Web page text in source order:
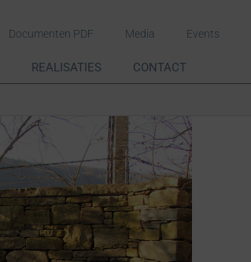
Documenten PDF Media Events
REALISATIES CONTACT